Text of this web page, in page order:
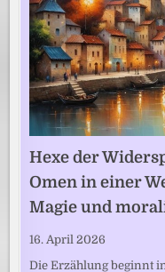
Hexe der
Omen in einer
Magie und
16. April 2026
Die Erzählung beginnt